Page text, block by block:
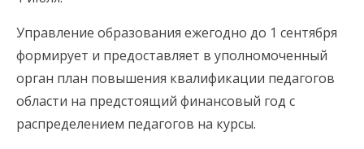
Управление образования ежегодно до 1 сентября
формирует и предоставляет в уполномоченный
орган план повышения квалификации педагогов
области на предстоящий финансовый год с
распределением педагогов на курсы.